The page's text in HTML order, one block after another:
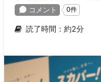
読了時間：約2分